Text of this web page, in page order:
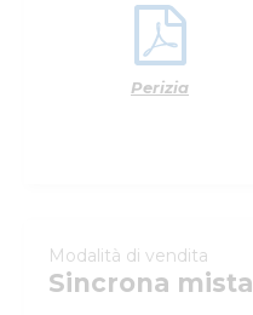
Perizia
Modalità di vendita
Sincrona mista